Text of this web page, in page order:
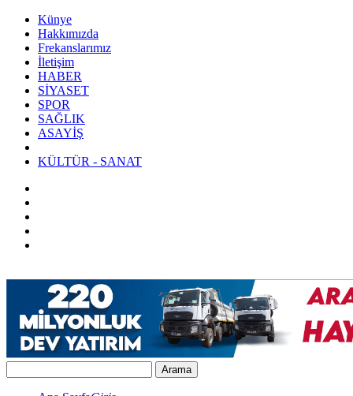
Künye
Hakkımızda
Frekanslarımız
İletişim
HABER
SİYASET
SPOR
SAĞLIK
ASAYİŞ
KÜLTÜR - SANAT